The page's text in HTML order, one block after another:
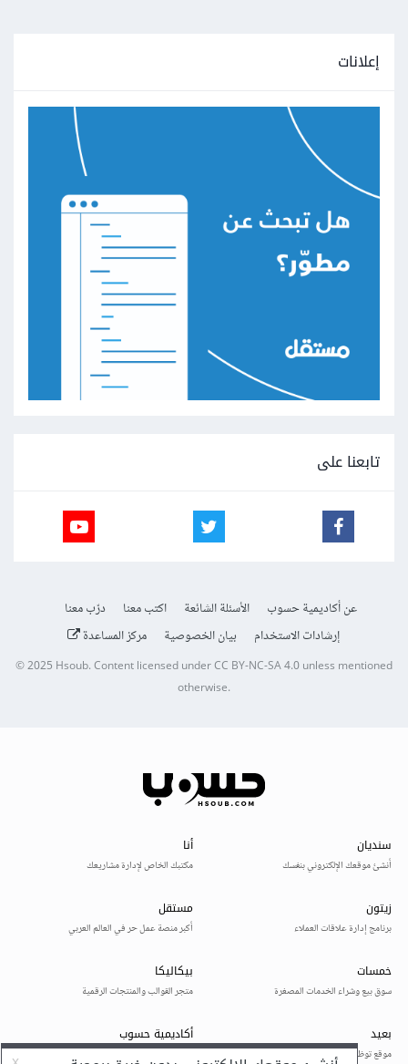
إعلانات
تابعنا على
عن أكاديمية حسوب الأسئلة الشائعة اكتب معنا
درّب معنا
إرشادات الاستخدام
بيان الخصوصية مركز المساعدة
© 2025Hsoub.Content licensed underCC BY-NC-SA 4.0unless mentioned
otherwise.